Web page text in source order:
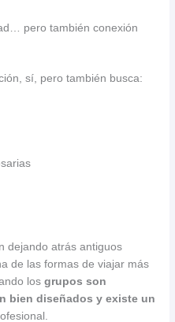
pero también conexión
sí, pero también busca:
dejando atrás antiguos
de las formas de viajar más
losgrupos son
bien diseñados y existe un